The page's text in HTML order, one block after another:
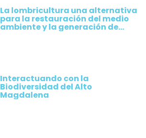
La lombricultura una alternativa
para la restauración del medio
ambiente y la generación de
Interactuando con la
Biodiversidad del Alto
Magdalena